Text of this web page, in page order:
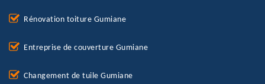
Rénovation toiture Gumiane
Entreprise de couverture Gumiane
Changement de tuile Gumiane